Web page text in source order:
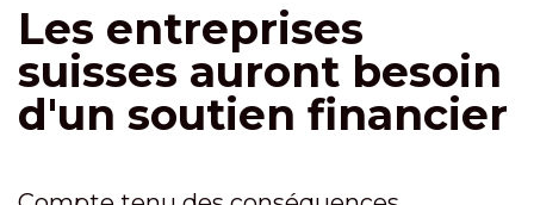
Les entreprises
suisses auront besoin
d'un soutien financier